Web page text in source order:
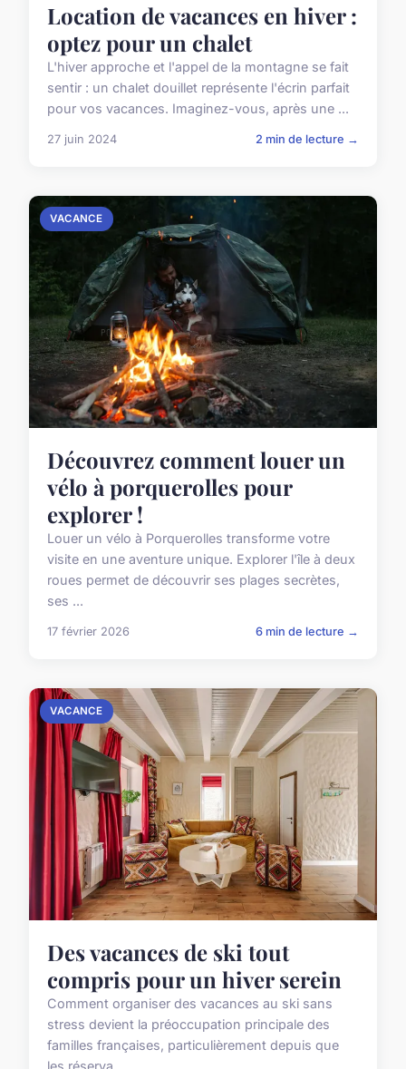
Location de vacances en hiver :
optez pour un chalet
L'hiver approche et l'appel de la montagne se fait
sentir : un chalet douillet représente l'écrin parfait
pour vos vacances. Imaginez-vous, après une ...
27 juin 2024 2 min de lecture →
VACANCE
Découvrez comment louer un
vélo à porquerolles pour
explorer !
Louer un vélo à Porquerolles transforme votre
visite en une aventure unique. Explorer l'île à deux
roues permet de découvrir ses plages secrètes,
ses ...
17 février 2026 6 min de lecture →
VACANCE
Des vacances de ski tout
compris pour un hiver serein
Comment organiser des vacances au ski sans
stress devient la préoccupation principale des
familles françaises, particulièrement depuis que